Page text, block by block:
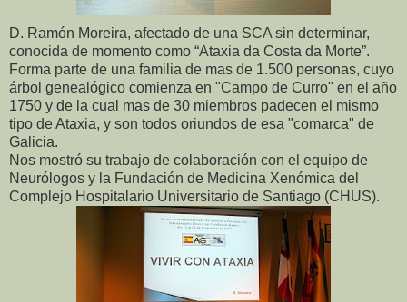
D. Ramón Moreira, afectado de una SCA sin determinar,
conocida de momento como “Ataxia da Costa da Morte”.
Forma parte de una familia de mas de 1.500 personas, cuyo
árbol genealógico comienza en "Campo de Curro" en el año
1750 y de la cual mas de 30 miembros padecen el mismo
tipo de Ataxia, y son todos oriundos de esa "comarca" de
Galicia.
Nos mostró su trabajo de colaboración con el equipo de
Neurólogos y la Fundación de Medicina Xenómica del
Complejo Hospitalario Universitario de Santiago (CHUS).